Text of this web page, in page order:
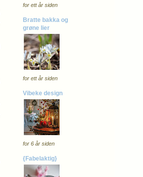
for ett år siden
Bratte bakka og
grøne lier
for ett år siden
Vibeke design
for 6 år siden
{Fabelaktig}